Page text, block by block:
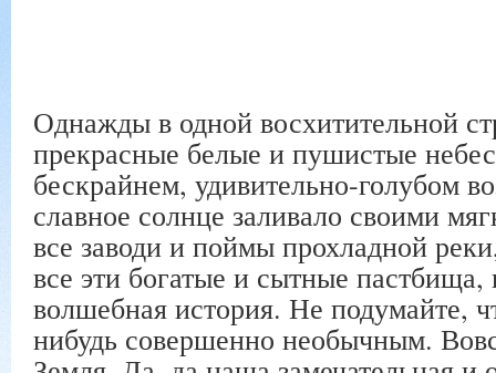
Однажды в одной восхитительной
прекрасные белые и пушистые
бескрайнем, удивительно-голубом
славное солнце заливало своими
все заводи и поймы прохладной
все эти богатые и сытные
волшебная история. Не подумайте,
нибудь совершенно необычным.